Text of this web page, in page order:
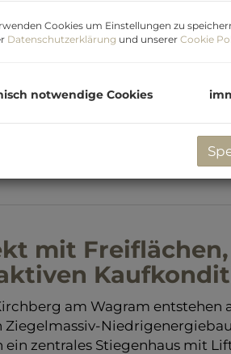
mit Freiflächen,
am Wagram entstehen
zentrales Stiegenhaus mit
Cookies um Einstellungen zu
Datenschutzerklärung und unserer Cookie
notwendige Cookies